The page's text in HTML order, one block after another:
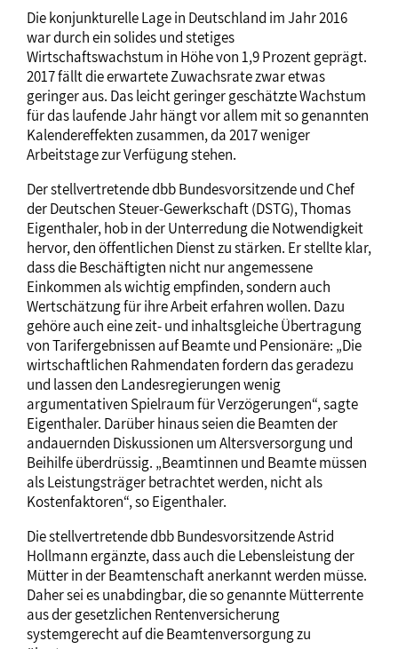
Die konjunkturelle Lage in Deutschland im Jahr 2016
war durch ein solides und stetiges
Wirtschaftswachstum in Höhe von 1,9 Prozent geprägt.
2017 fällt die erwartete Zuwachsrate zwar etwas
geringer aus. Das leicht geringer geschätzte Wachstum
für das laufende Jahr hängt vor allem mit so genannten
Kalendereffekten zusammen, da 2017 weniger
Arbeitstage zur Verfügung stehen.
Der stellvertretende dbb Bundesvorsitzende und Chef
der Deutschen Steuer-Gewerkschaft (DSTG), Thomas
Eigenthaler, hob in der Unterredung die Notwendigkeit
hervor, den öffentlichen Dienst zu stärken. Er stellte klar,
dass die Beschäftigten nicht nur angemessene
Einkommen als wichtig empfinden, sondern auch
Wertschätzung für ihre Arbeit erfahren wollen. Dazu
gehöre auch eine zeit- und inhaltsgleiche Übertragung
von Tarifergebnissen auf Beamte und Pensionäre: „Die
wirtschaftlichen Rahmendaten fordern das geradezu
und lassen den Landesregierungen wenig
argumentativen Spielraum für Verzögerungen“, sagte
Eigenthaler. Darüber hinaus seien die Beamten der
andauernden Diskussionen um Altersversorgung und
Beihilfe überdrüssig. „Beamtinnen und Beamte müssen
als Leistungsträger betrachtet werden, nicht als
Kostenfaktoren“, so Eigenthaler.
Die stellvertretende dbb Bundesvorsitzende Astrid
Hollmann ergänzte, dass auch die Lebensleistung der
Mütter in der Beamtenschaft anerkannt werden müsse.
Daher sei es unabdingbar, die so genannte Mütterrente
aus der gesetzlichen Rentenversicherung
systemgerecht auf die Beamtenversorgung zu